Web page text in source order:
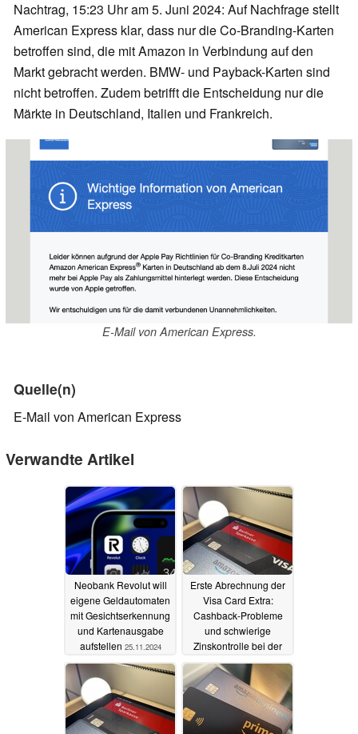
Nachtrag, 15:23 Uhr am 5. Juni 2024: Auf Nachfrage stellt
American Express klar, dass nur die Co-Branding-Karten
betroffen sind, die mit Amazon in Verbindung auf den
Markt gebracht werden. BMW- und Payback-Karten sind
nicht betroffen. Zudem betrifft die Entscheidung nur die
Märkte in Deutschland, Italien und Frankreich.
E-Mail von American Express.
Quelle(n)
E-Mail von American Express
Verwandte Artikel
Neobank Revolut will
eigene Geldautomaten
mit Gesichtserkennung
und Kartenausgabe
aufstellen 25.11.2024
Erste Abrechnung der
Visa Card Extra:
Cashback-Probleme
und schwierige
Zinskontrolle bei der
Amazon-
Nachfolgekarte
05.05.2024